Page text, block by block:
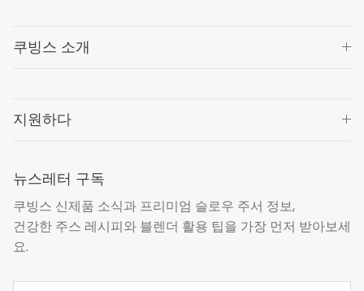
쿠빙스 소개
지원하다
뉴스레터 구독
쿠빙스 신제품 소식과 프리미엄 슬로우 주서 정보,
건강한 주스 레시피와 블렌더 활용 팁을 가장 먼저 받아보세
요.